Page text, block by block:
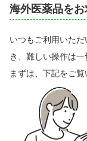
海外医薬品を
いつもご利用いた
き、難しい操作は一
まずは、下記をご